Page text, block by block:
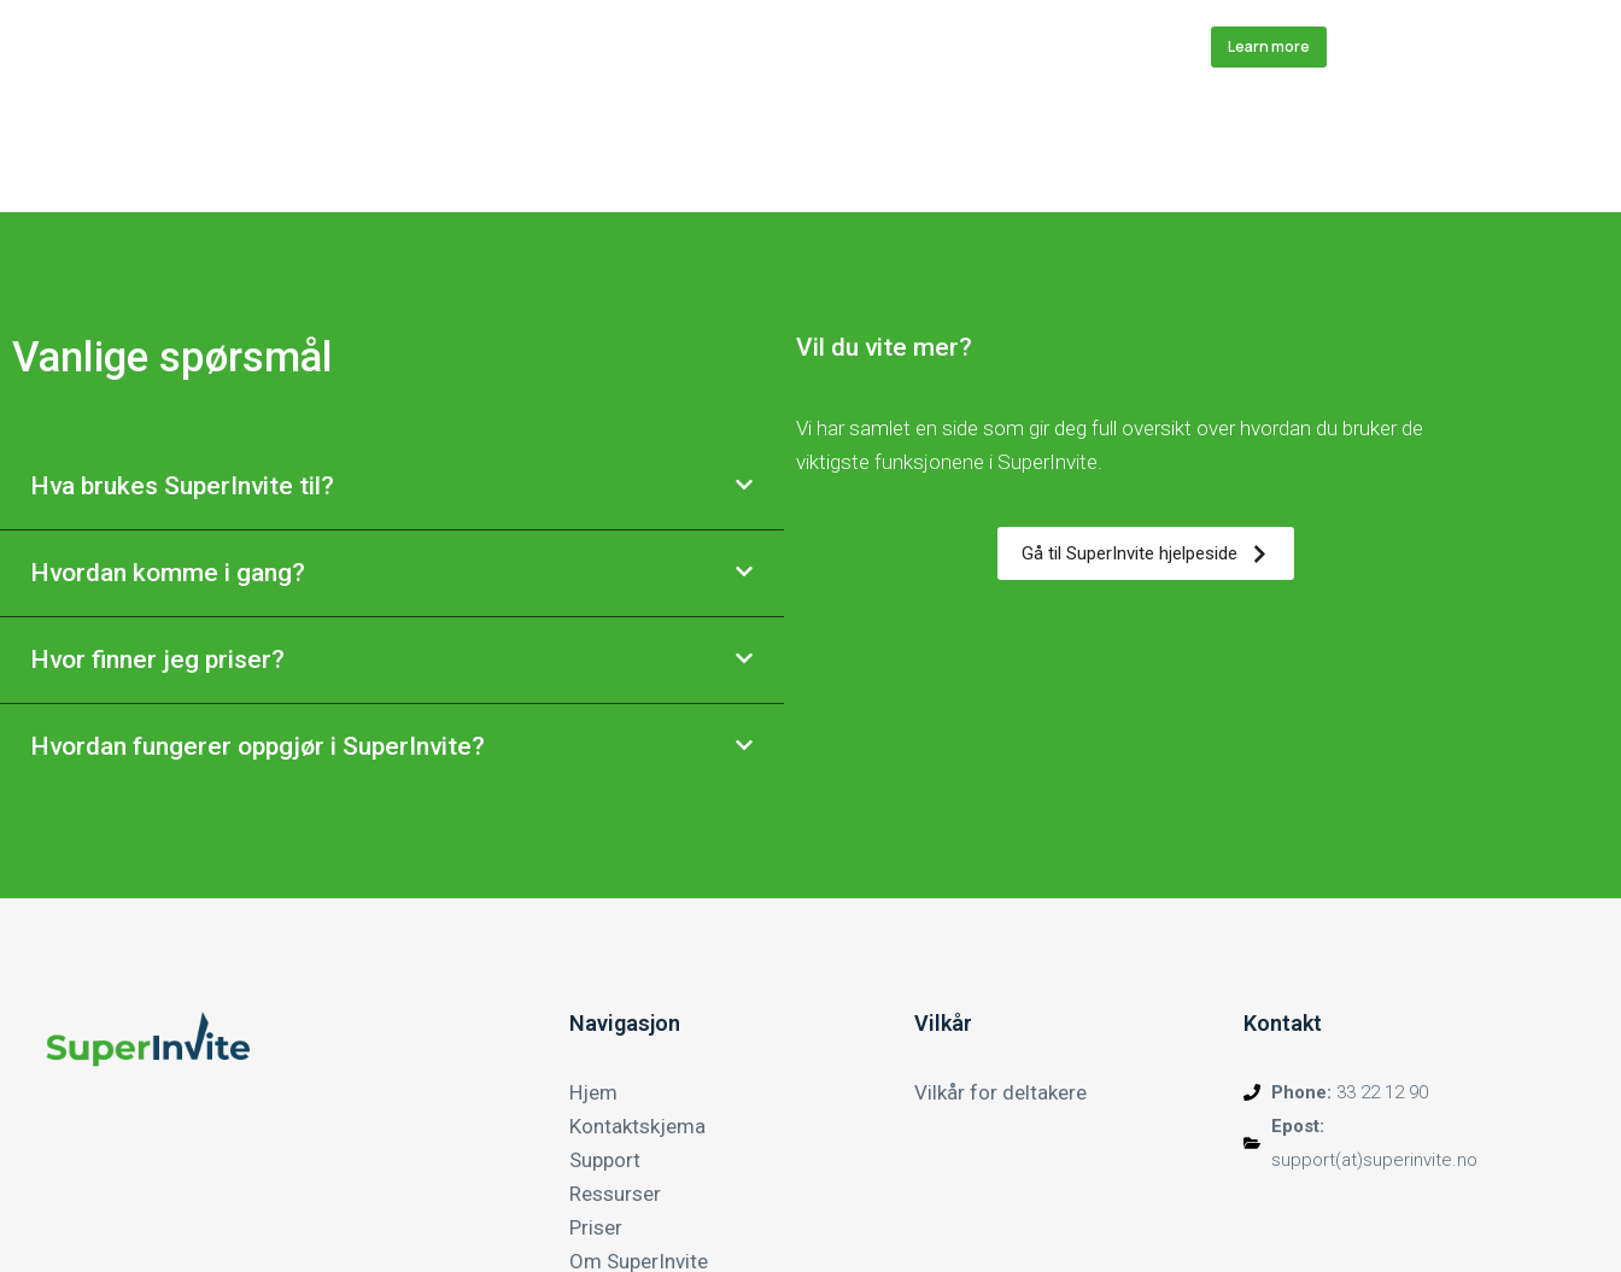
Learn more
Vanlige spørsmål
Hva brukes SuperInvite til?
Hvordan komme i gang?
Hvor finner jeg priser?
Hvordan fungerer oppgjør i SuperInvite?
Vil du vite mer?
Vi har samlet en side som gir deg full oversikt over hvordan du bruker de
viktigste funksjonene i SuperInvite.
Gå til SuperInvite hjelpeside
Navigasjon
Hjem
Kontaktskjema
Support
Ressurser
Priser
Om SuperInvite
Vilkår
Vilkår for deltakere
Kontakt
Phone: 33 22 12 90
Epost:
support(at)superinvite.no